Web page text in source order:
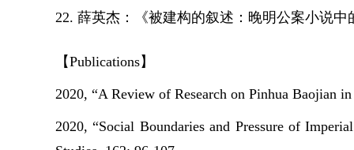
22. 薛英杰： 《被建构的叙述：晚明公案小说
【Publications】
2020, “A Review of Research on Pinhua Baojian in
2020, “Social Boundaries and Pressure of